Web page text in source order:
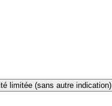
limitée (sans autre indication)